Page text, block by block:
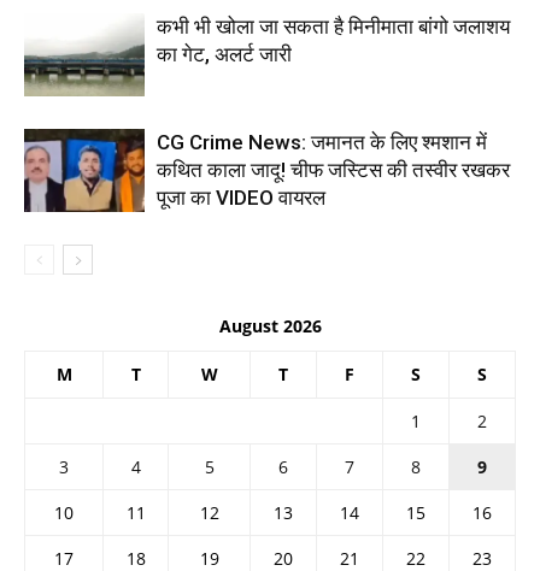
कभी भी खोला जा सकता है मिनीमाता बांगो जलाशय
का गेट, अलर्ट जारी
CG Crime News: जमानत के लिए श्मशान में
कथित काला जादू! चीफ जस्टिस की तस्वीर रखकर
पूजा का VIDEO वायरल
August 2026
M T W T F S S
1
2
3
4 5 6 7 8
9
10
11 12 13 14 15
16
17
18 19 20 21 22
23